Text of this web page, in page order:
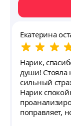
Екатерина
Нарик,
души!
сильный
Нарик
поправляет,